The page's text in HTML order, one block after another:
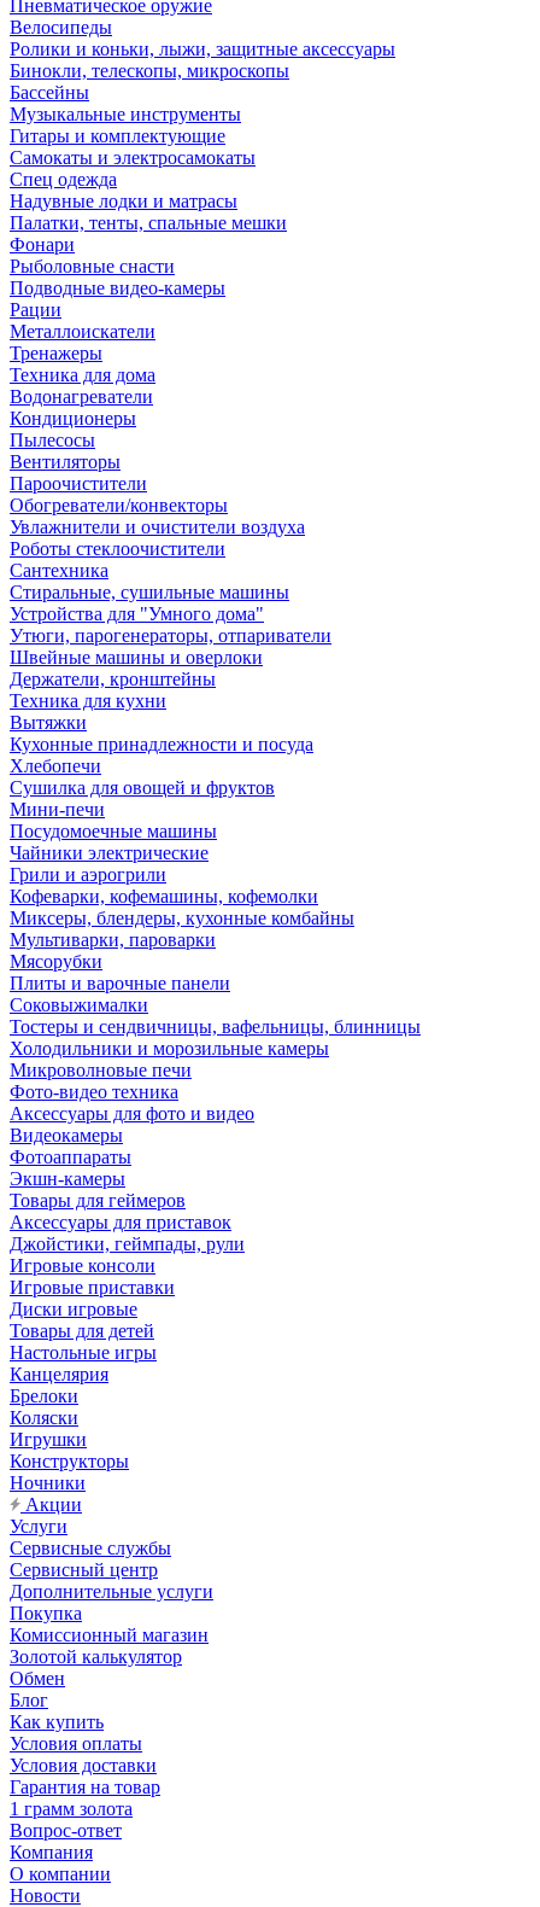
Пневматическое оружие
Велосипеды
Ролики и коньки, лыжи, защитные аксессуары
Бинокли, телескопы, микроскопы
Бассейны
Музыкальные инструменты
Гитары и комплектующие
Самокаты и электросамокаты
Спец одежда
Надувные лодки и матрасы
Палатки, тенты, спальные мешки
Фонари
Рыболовные снасти
Подводные видео-камеры
Рации
Металлоискатели
Тренажеры
Техника для дома
Водонагреватели
Кондиционеры
Пылесосы
Вентиляторы
Пароочистители
Обогреватели/конвекторы
Увлажнители и очистители воздуха
Роботы стеклоочистители
Сантехника
Стиральные, сушильные машины
Устройства для "Умного дома"
Утюги, парогенераторы, отпариватели
Швейные машины и оверлоки
Держатели, кронштейны
Техника для кухни
Вытяжки
Кухонные принадлежности и посуда
Хлебопечи
Сушилка для овощей и фруктов
Мини-печи
Посудомоечные машины
Чайники электрические
Грили и аэрогрили
Кофеварки, кофемашины, кофемолки
Миксеры, блендеры, кухонные комбайны
Мультиварки, пароварки
Мясорубки
Плиты и варочные панели
Соковыжималки
Тостеры и сендвичницы, вафельницы, блинницы
Холодильники и морозильные камеры
Микроволновые печи
Фото-видео техника
Аксессуары для фото и видео
Видеокамеры
Фотоаппараты
Экшн-камеры
Товары для геймеров
Аксессуары для приставок
Джойстики, геймпады, рули
Игровые консоли
Игровые приставки
Диски игровые
Товары для детей
Настольные игры
Канцелярия
Брелоки
Коляски
Игрушки
Конструкторы
Ночники
Акции
Услуги
Сервисные службы
Сервисный центр
Дополнительные услуги
Покупка
Комиссионный магазин
Золотой калькулятор
Обмен
Блог
Как купить
Условия оплаты
Условия доставки
Гарантия на товар
1 грамм золота
Вопрос-ответ
Компания
О компании
Новости